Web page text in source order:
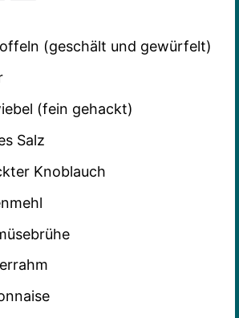
(geschält und gewürfelt)
(fein gehackt)
Salz
Knoblauch